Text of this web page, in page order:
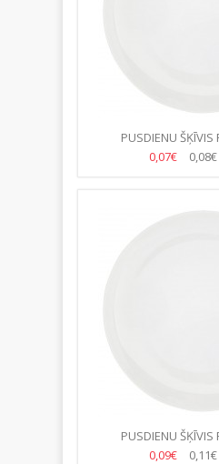
PUSDIENU ŠĶĪVIS
0,07€
PUSDIENU ŠĶĪVIS
0,09€